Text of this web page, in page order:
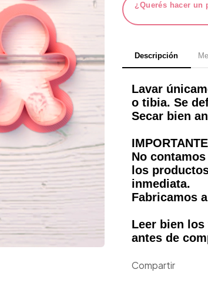
¿Querés hacer un
Descripción
Lavar
o tibia. Se
Secar bien
IMPORTANTE
No
los
inmediata.
Fabricamos
Leer bien
antes de
Compartir